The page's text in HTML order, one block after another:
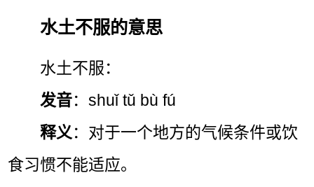
水土不服的意思
水土不服：
发音：shuǐ tǔ bù fú
释义 ：对于一个地方的气候条件或饮
食习惯不能适应。